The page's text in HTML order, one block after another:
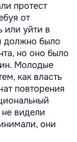
протест
от
или уйти в
должно было
но оно было
Молодые
как власть
повторения
видели
они